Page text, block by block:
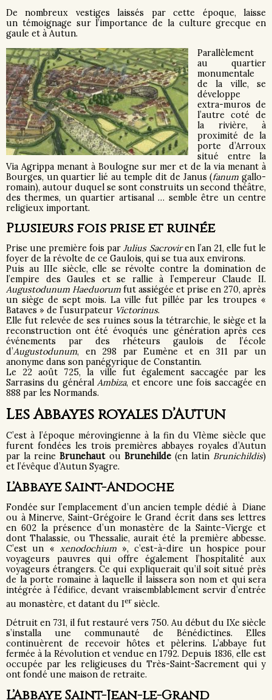
De nombreux vestiges laissés par cette époque, laisse
un témoignage sur l’importance de la culture grecque en
gaule et à Autun.
Parallèlement
au quartier
monumentale
de la ville, se
développe
extra-muros de
l’autre coté de
la rivière, à
proximité de la
porte d’Arroux
situé entre la
Via Agrippa menant à Boulogne sur mer et de la via menant à
Bourges, un quartier lié au temple dit de Janus (fanum gallo-
romain), autour duquel se sont construits un second théâtre,
des thermes, un quartier artisanal … semble être un centre
religieux important.
Plusieurs fois prise et ruinée
Prise une première fois parJulius Sacroviren l’an 21, elle fut le
foyer de la révolte de ce Gaulois, qui se tua aux environs.
Puis au IIIe siècle, elle se révolte contre la domination de
l’empire des Gaules et se rallie à l’empereur Claude II.
Augustodunum Haeduorum fut assiégée et prise en 270, après
un siège de sept mois. La ville fut pillée par les troupes «
Bataves » de l’usurpateur Victorinus.
Elle fut relevée de ses ruines sous la tétrarchie, le siège et la
reconstruction ont été évoqués une génération après ces
événements par des rhéteurs gaulois de l’école
d’Augustodunum, en 298 par Eumène et en 311 par un
anonyme dans son panégyrique de Constantin.
Le 22 août 725, la ville fut également saccagée par les
Sarrasins du généralAmbiza, et encore une fois saccagée en
888 par les Normands.
Les Abbayes royales d’Autun
C’est à l’époque mérovingienne à la fin du VIème siècle que
furent fondées les trois premières abbayes royales d’Autun
par la reineBrunehautou Brunehilde(en latin Brunichildis)
et l’évêque d’Autun Syagre.
L’Abbaye Saint-Andoche
Fondée sur l’emplacement d’un ancien temple dédié à Diane
ou à Minerve, Saint-Grégoire le Grand écrit dans ses lettres
en 602 la présence d’un monastère de la Sainte-Vierge et
dont Thalassie, ou Thessalie, aurait été la première abbesse.
C’est un « xenodochium», c’est-à-dire un hospice pour
voyageurs pauvres qui offre également l’hospitalité aux
voyageurs étrangers. Ce qui expliquerait qu’il soit situé près
de la porte romaine à laquelle il laissera son nom et qui sera
intégrée à l’édifice, devant vraisemblablement servir d’entrée
au monastère, et datant du Ier siècle.
Détruit en 731, il fut restauré vers 750. Au début du IXe siècle
s’installa une communauté de Bénédictines. Elles
continuèrent de recevoir hôtes et pèlerins. L’abbaye fut
fermée à la Révolution et vendue en 1792. Depuis 1836, elle est
occupée par les religieuses du Très-Saint-Sacrement qui y
ont fondé une maison de retraite.
L’Abbaye Saint-Jean-le-Grand